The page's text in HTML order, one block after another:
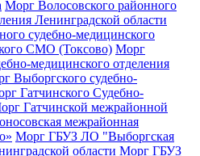
Морг Волосовского районного
Ленинградской области
судебно-медицинского
СМО (Токсово) Морг
медицинского отделения
Выборгского судебно-
Гатчинского Судебно-
Гатчинской межрайонной
межрайонная
Морг ГБУЗ ЛО "Выборгская
области Морг ГБУЗ